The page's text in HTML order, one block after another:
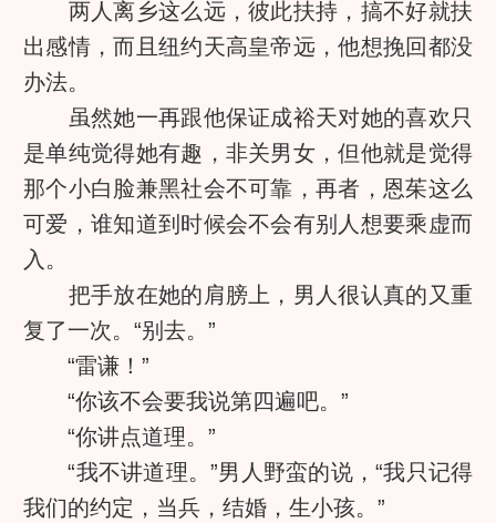
两人离乡这么远，彼此扶持，搞不好就扶
出感情，而且纽约天高皇帝远，他想挽回都没
办法。
虽然她一再跟他保证成裕天对她的喜欢只
是单纯觉得她有趣，非关男女，但他就是觉得
那个小白脸兼黑社会不可靠，再者，恩茱这么
可爱，谁知道到时候会不会有别人想要乘虚而
入。
把手放在她的肩膀上，男人很认真的又重
复了一次。“别去。”
“雷谦！”
“你该不会要我说第四遍吧。”
“你讲点道理。”
“我不讲道理。”男人野蛮的说，“我只记得
我们的约定，当兵，结婚，生小孩。”